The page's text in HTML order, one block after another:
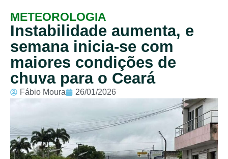
METEOROLOGIA
Instabilidade aumenta, e
semana inicia-se com
maiores condições de
chuva para o Ceará
Fábio Moura 26/01/2026